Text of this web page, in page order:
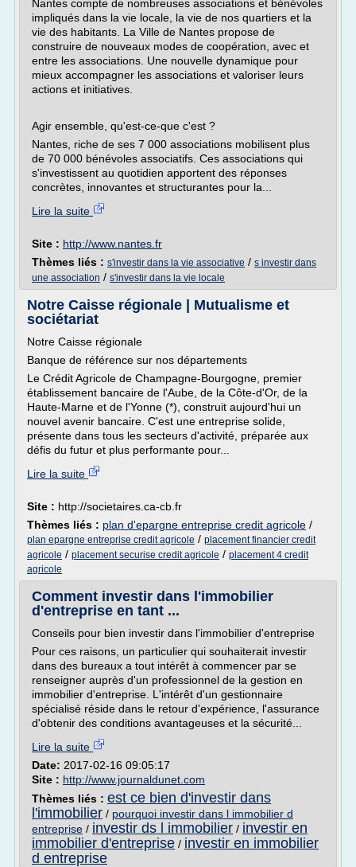
Nantes compte de nombreuses associations et bénévoles
impliqués dans la vie locale, la vie de nos quartiers et la
vie des habitants. La Ville de Nantes propose de
construire de nouveaux modes de coopération, avec et
entre les associations. Une nouvelle dynamique pour
mieux accompagner les associations et valoriser leurs
actions et initiatives.
Agir ensemble, qu'est-ce-que c'est ?
Nantes, riche de ses 7 000 associations mobilisent plus
de 70 000 bénévoles associatifs. Ces associations qui
s'investissent au quotidien apportent des réponses
concrètes, innovantes et structurantes pour la...
Lire la suite
Site : http://www.nantes.fr
Thèmes liés : s'investir dans la vie associative / s investir dans
une association / s'investir dans la vie locale
Notre Caisse régionale | Mutualisme et
sociétariat
Notre Caisse régionale
Banque de référence sur nos départements
Le Crédit Agricole de Champagne-Bourgogne, premier
établissement bancaire de l'Aube, de la Côte-d'Or, de la
Haute-Marne et de l'Yonne (*), construit aujourd'hui un
nouvel avenir bancaire. C'est une entreprise solide,
présente dans tous les secteurs d'activité, préparée aux
défis du futur et plus performante pour...
Lire la suite
Site : http://societaires.ca-cb.fr
Thèmes liés : plan d'epargne entreprise credit agricole /
plan epargne entreprise credit agricole / placement financier credit
agricole / placement securise credit agricole / placement 4 credit
agricole
Comment investir dans l'immobilier
d'entreprise en tant ...
Conseils pour bien investir dans l'immobilier d'entreprise
Pour ces raisons, un particulier qui souhaiterait investir
dans des bureaux a tout intérêt à commencer par se
renseigner auprès d'un professionnel de la gestion en
immobilier d'entreprise. L'intérêt d'un gestionnaire
spécialisé réside dans le retour d'expérience, l'assurance
d'obtenir des conditions avantageuses et la sécurité...
Lire la suite
Date: 2017-02-16 09:05:17
Site : http://www.journaldunet.com
Thèmes liés : est ce bien d'investir dans
l'immobilier / pourquoi investir dans l immobilier d
entreprise / investir ds l immobilier / investir en
immobilier d'entreprise / investir en immobilier
d entreprise